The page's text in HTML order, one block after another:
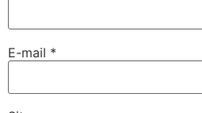
E-mail *